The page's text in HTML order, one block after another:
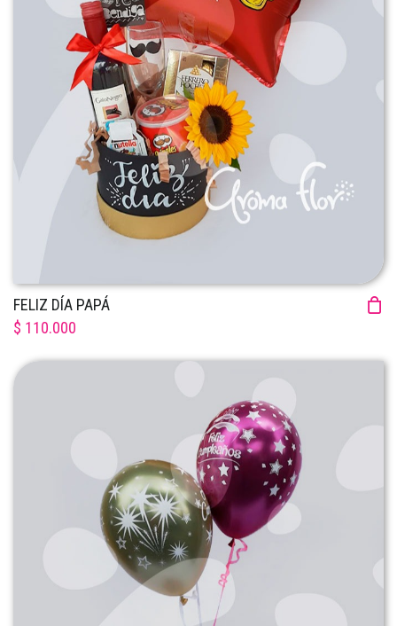
FELIZ DÍA PAPÁ
$ 110.000